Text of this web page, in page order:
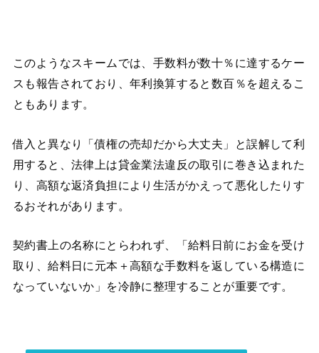
このようなスキームでは、手数料が数十％に達するケー
スも報告されており、年利換算すると数百％を超えるこ
ともあります。
借入と異なり「債権の売却だから大丈夫」と誤解して利
用すると、法律上は貸金業法違反の取引に巻き込まれた
り、高額な返済負担により生活がかえって悪化したりす
るおそれがあります。
契約書上の名称にとらわれず、「給料日前にお金を受け
取り、給料日に元本＋高額な手数料を返している構造に
なっていないか」を冷静に整理することが重要です。